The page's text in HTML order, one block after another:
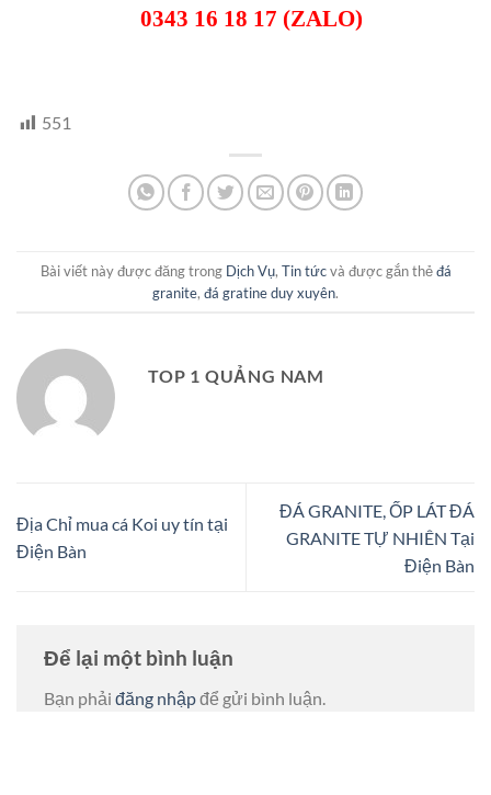
0343 16 18 17 (ZALO)
551
Bài viết này được đăng trong Dịch Vụ, Tin tứcvà được gắn thẻđá
granite, đá gratine duy xuyên.
TOP 1 QUẢNG NAM
Địa Chỉ mua cá Koi uy tín tại
Điện Bàn
ĐÁ GRANITE, ỐP LÁT ĐÁ
GRANITE TỰ NHIÊN Tại
Điện Bàn
Để lại một bình luận
Bạn phải đăng nhậpđể gửi bình luận.